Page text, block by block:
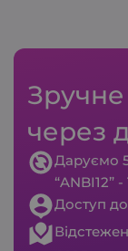
через
Даруємо
“ANBI12”
Доступ до